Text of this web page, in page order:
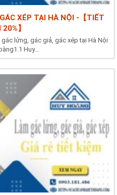
XÉP TẠI HÀ NỘI -【TIẾT
】
lửng, gác giả, gác xép tại Hà Nội
Huy...